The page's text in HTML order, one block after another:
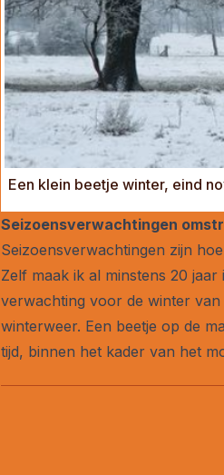
Een klein beetje winter, eind
Seizoensverwachtingen
Seizoensverwachtingen zijn
Zelf maak ik al minstens 20
verwachting voor de winter
winterweer. Een beetje op de
tijd, binnen het kader van het